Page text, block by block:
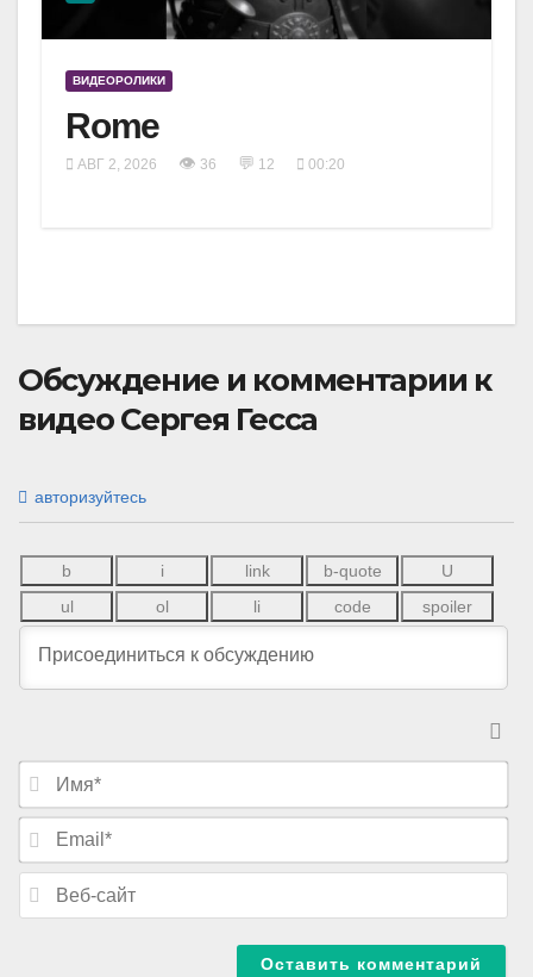
ВИДЕОРОЛИКИ
Rome
АВГ 2, 2026 👁 36 💬 12 00:20
Обсуждение и комментарии к
видео Сергея Гесса
авторизуйтесь
И
я
E
a